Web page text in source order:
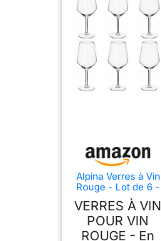
Alpina Verres à Vin
Rouge - Lot de 6 -
53cl - Résistant au
Lave-Vaisselle -
Cadeau pour le Vin
VERRES À VIN
POUR VIN
ROUGE - En